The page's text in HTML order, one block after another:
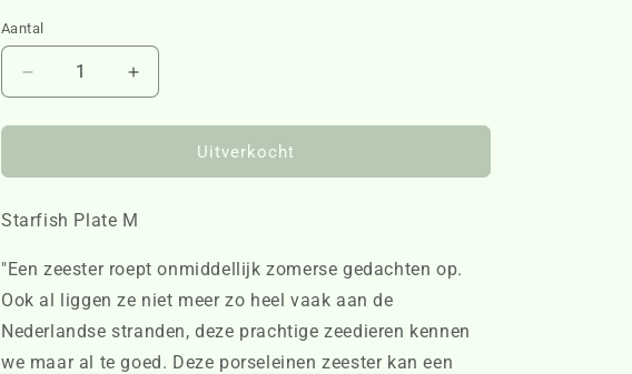
Aantal
Aantal
verlagen
voor
Plate
4112100
Aantal
verhogen
voor
Starfish
Plate
4112100
Uitverkocht
Starfish Plate M
"Een zeester roept onmiddellijk zomerse gedachten op.
Ook al liggen ze niet meer zo heel vaak aan de
Nederlandse stranden, deze prachtige zeedieren kennen
we maar al te goed. Deze porseleinen zeester kan een